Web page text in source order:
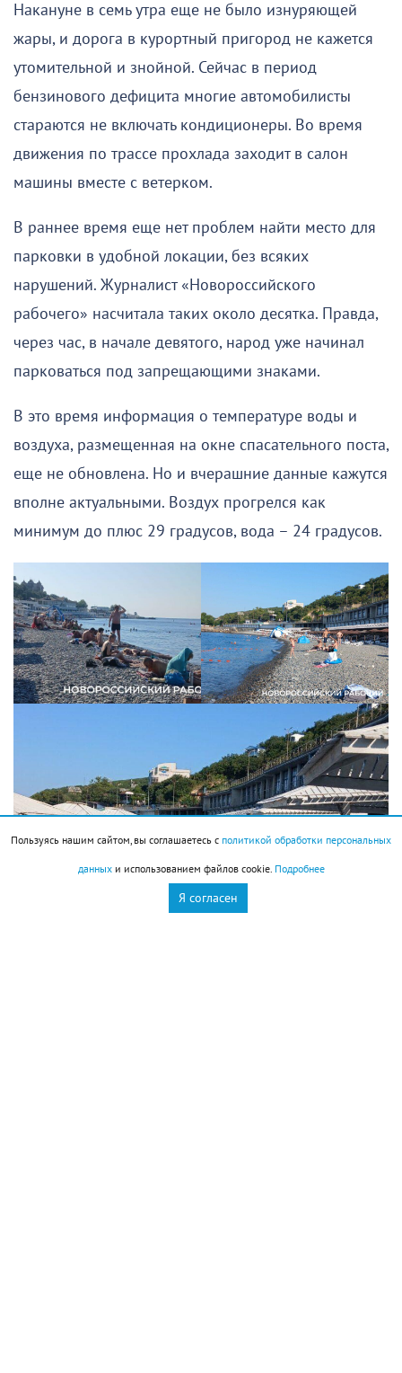
Накануне в семь утра еще не было изнуряющей
жары, и дорога в курортный пригород не кажется
утомительной и знойной. Сейчас в период
бензинового дефицита многие автомобилисты
стараются не включать кондиционеры. Во время
движения по трассе прохлада заходит в салон
машины вместе с ветерком.
В раннее время еще нет проблем найти место для
парковки в удобной локации, без всяких
нарушений. Журналист «Новороссийского
рабочего» насчитала таких около десятка. Правда,
через час, в начале девятого, народ уже начинал
парковаться под запрещающими знаками.
В это время информация о температуре воды и
воздуха, размещенная на окне спасательного поста,
еще не обновлена. Но и вчерашние данные кажутся
вполне актуальными. Воздух прогрелся как
минимум до плюс 29 градусов, вода – 24 градусов.
Пользуясь нашим сайтом, вы соглашаетесь с политикой обработки персональных
данныхи использованием файлов cookie. Подробнее
Я согласен